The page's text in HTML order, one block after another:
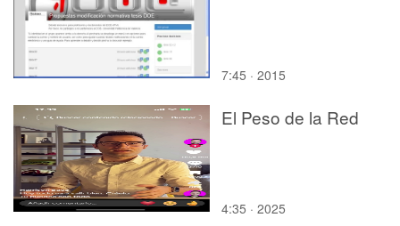
7:45 · 2015
El Peso de la Red
4:35 · 2025